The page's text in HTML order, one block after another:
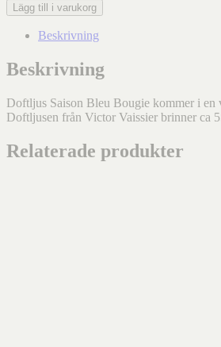
Lägg till i varukorg
Beskrivning
Beskrivning
Doftljus Saison Bleu Bougie kommer i en
Doftljusen från Victor Vaissier brinner ca
Relaterade produkter